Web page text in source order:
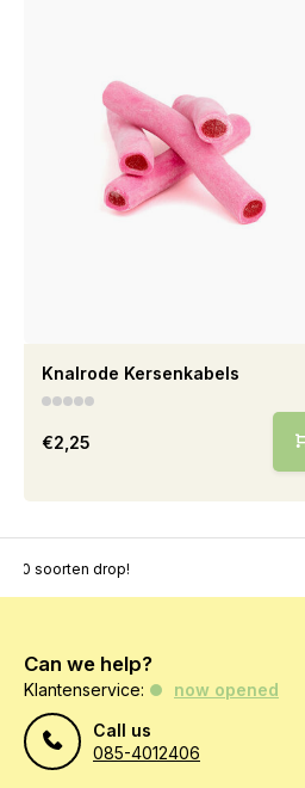
Knalrode Kersenkabels
€2,25
soorten drop!
Can we help?
Klantenservice:
now opened
Call us
085-4012406